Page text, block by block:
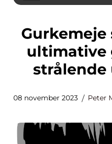
Gurkemeje serum: Den
ultimative
strålende
08 november 2023 Peter